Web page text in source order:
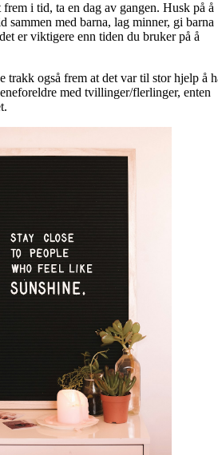
i tid, ta en dag av gangen. Husk på å
sammen med barna, lag minner, gi barna
er viktigere enn tiden du bruker på å
trakk også frem at det var til stor hjelp å
med tvillinger/flerlinger, enten